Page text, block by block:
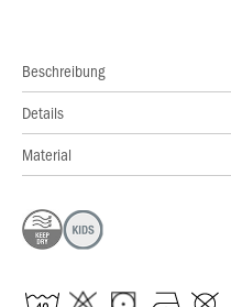
Beschreibung
Details
Material